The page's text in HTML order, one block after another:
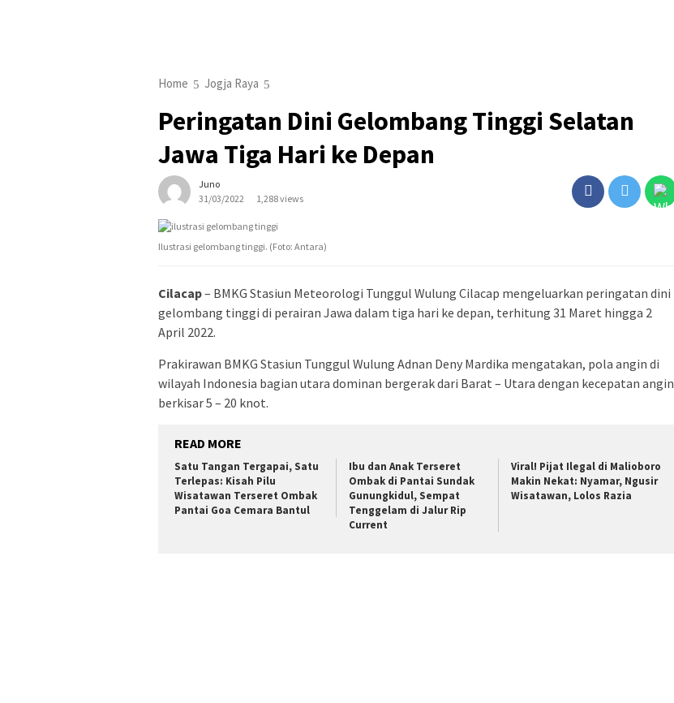
Home Jogja Raya
Peringatan Dini Gelombang Tinggi Selatan
Jawa Tiga Hari ke Depan
Juno
31/03/2022
1,288 views
Ilustrasi gelombang tinggi. (Foto: Antara)
Cilacap– BMKG Stasiun Meteorologi Tunggul Wulung Cilacap mengeluarkan peringatan dini
gelombang tinggi di perairan Jawa dalam tiga hari ke depan, terhitung 31 Maret hingga 2
April 2022.
Prakirawan BMKG Stasiun Tunggul Wulung Adnan Deny Mardika mengatakan, pola angin di
wilayah Indonesia bagian utara dominan bergerak dari Barat – Utara dengan kecepatan angin
berkisar 5 – 20 knot.
READ MORE
Satu Tangan Tergapai, Satu
Terlepas: Kisah Pilu
Wisatawan Terseret Ombak
Pantai Goa Cemara Bantul
Ibu dan Anak Terseret
Ombak di Pantai Sundak
Gunungkidul, Sempat
Tenggelam di Jalur Rip
Current
Viral! Pijat Ilegal di Malioboro
Makin Nekat: Nyamar, Ngusir
Wisatawan, Lolos Razia